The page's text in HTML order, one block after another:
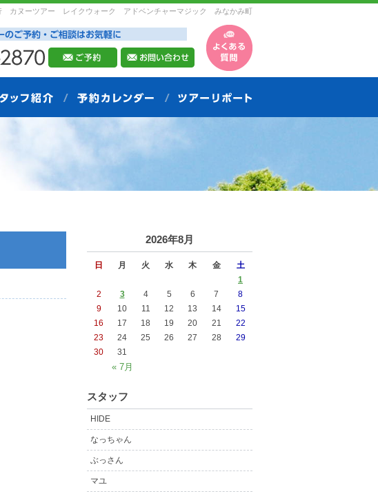
カヌーツアー レイクウォーク アドベンチャーマジック みなかみ町
2026年8月
日 月 火 水 木 金 土
« 7月
1
2
3 4 5 6 7
8
9
10 11 12 13 14
15
16
17 18 19 20 21
22
23
24 25 26 27 28
29
30
31
スタッフ
HIDE
なっちゃん
ぶっさん
マユ